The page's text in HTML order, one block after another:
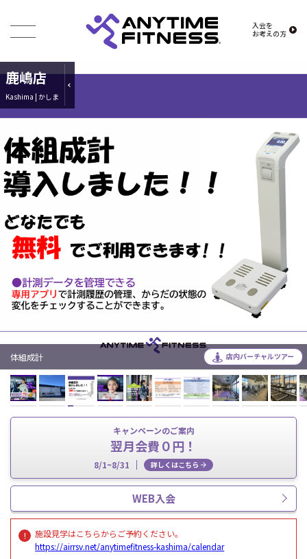
入会を
お考えの方
鹿嶋店
Kashima | かしま
店内バーチャルツアー
体組成計
キャンペーンのご案内
翌月会費０円！
8/1~8/31 詳しくはこちら
WEB入会
施設見学はこちらからご予約ください。
https://airrsv.net/anytimefitness-kashima/calendar